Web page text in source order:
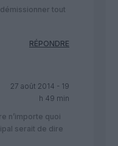
tout
RÉPONDRE
27 août 2014 - 19
h 49 min
n’importe quoi
serait de dire